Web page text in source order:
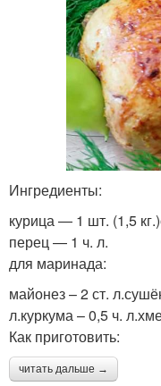
Ингредиенты:
курица — 1 шт. (1,5
перец — 1 ч. л.
для маринада:
майонез – 2 ст.
л.куркума – 0,5 ч.
Как приготовить:
читать дальше →